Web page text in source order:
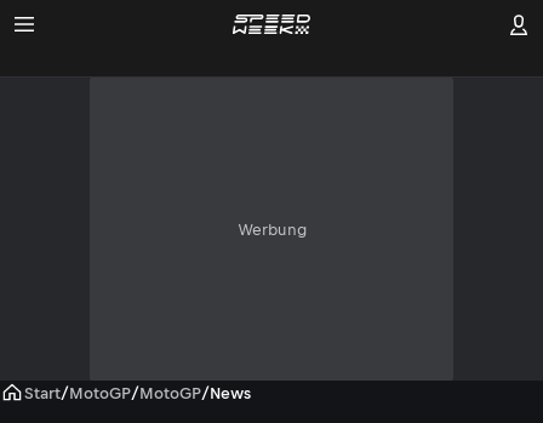
Werbung
Start/MotoGP/MotoGP/News